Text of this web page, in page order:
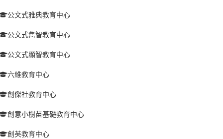
公文式雅典教育中心
公文式雋智教育中心
公文式顯智教育中心
六維教育中心
創傑社教育中心
創意小樹苗基礎教育中心
創英教育中心